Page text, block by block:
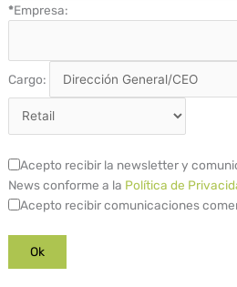
*Empresa:
Cargo:
Acepto recibir la newsletter y
News conforme a la Política de
Acepto recibir comunicaciones